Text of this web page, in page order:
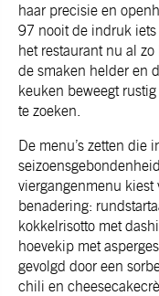
haar precisie en
97 nooit de indruk
het restaurant nu al
de smaken helder en
keuken beweegt
te zoeken.
De menu’s zetten die
viergangenmenu kiest
benadering:
kokkelrisotto met
hoevekip met
gevolgd door een
chili en